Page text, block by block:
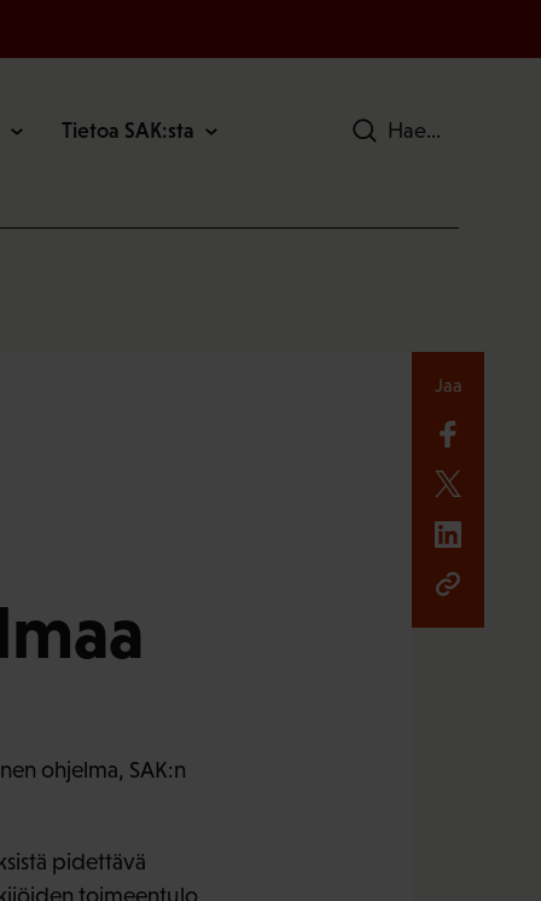
Tietoa SAK:sta Hae
ohjelma, SAK:n
pidettävä
toimeentulo
Jaa